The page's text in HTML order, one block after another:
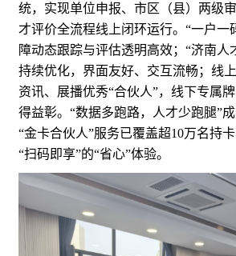
统，实现单位申报、市区（县）两级
才评价全流程线上闭环运行。“一户一
障动态跟踪与评估透明高效；“济南人
持续优化，界面友好、交互流畅；线
资讯、展播优秀“合伙人”，线下专属
得益彰。“数据多跑路，人才少跑腿”成
“金卡合伙人”服务已覆盖超10万名持
“扫码即享”的“省心”体验。